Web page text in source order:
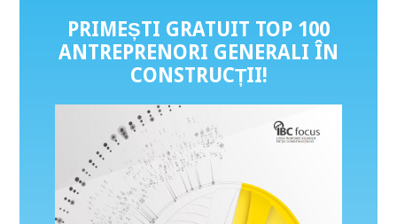
PRIMEȘTI GRATUIT TOP 100
ANTREPRENORI GENERALI ÎN
CONSTRUCȚII!